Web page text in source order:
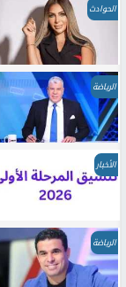
الحوادث
الرياضة
الأخبار
الرياضة